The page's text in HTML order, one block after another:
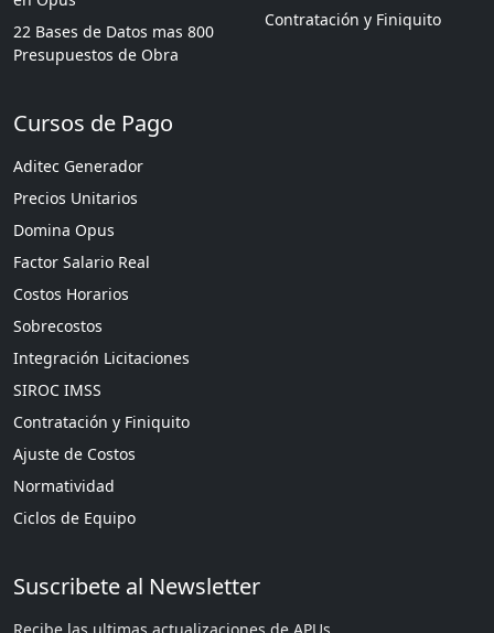
22 Bases de Datos mas 800
Presupuestos de Obra
Contratación y Finiquito
Cursos de Pago
Aditec Generador
Precios Unitarios
Domina Opus
Factor Salario Real
Costos Horarios
Sobrecostos
Integración Licitaciones
SIROC IMSS
Contratación y Finiquito
Ajuste de Costos
Normatividad
Ciclos de Equipo
Suscribete al Newsletter